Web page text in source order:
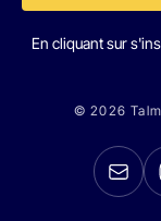
En cliquant sur
© 2026